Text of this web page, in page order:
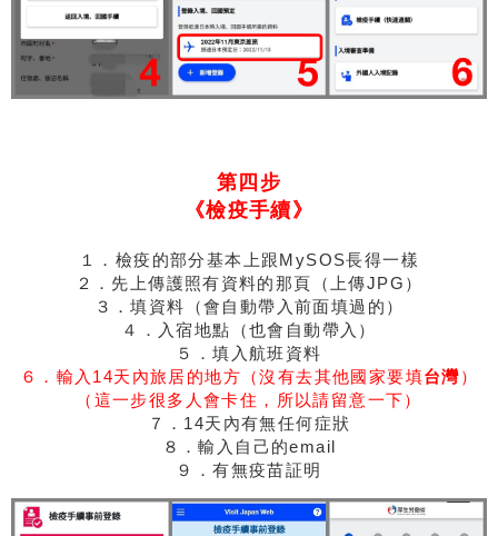
第四步
《檢疫手續》
１．檢疫的部分基本上跟MySOS長得一樣
２．先上傳護照有資料的那頁（上傳JPG）
３．填資料（會自動帶入前面填過的）
４．入宿地點（也會自動帶入）
５．填入航班資料
６．輸入14天內旅居的地方（沒有去其他國家要填台灣）
（這一步很多人會卡住，所以請留意一下）
７．14天內有無任何症狀
８．輸入自己的email
９．有無疫苗証明